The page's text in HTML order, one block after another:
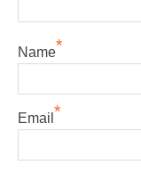
Name*
Email *